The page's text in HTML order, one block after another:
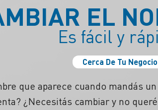
EL
Es fácil y
Cerca De Tu Negocio
que aparece cuando mandás un
¿Necesitás cambiar y no